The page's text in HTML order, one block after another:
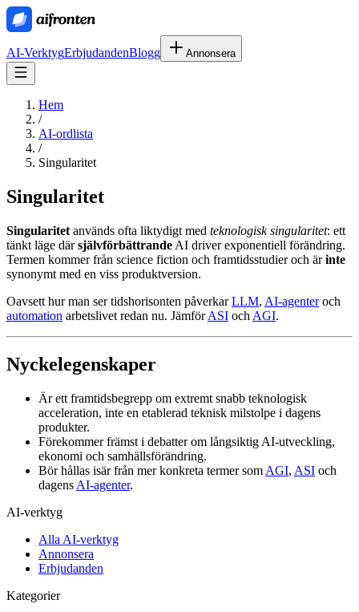
AI-VerktygErbjudandenBlogg Annonsera
Hem
/
AI-ordlista
/
Singularitet
Singularitet
Singularitet används ofta liktydigt med teknologisk singularitet: ett
tänkt läge därsjälvförbättrande AI driver exponentiell förändring.
Termen kommer från science fiction och framtidsstudier och ärinte
synonymt med en viss produktversion.
Oavsett hur man ser tidshorisonten påverkarLLM, AI-agenteroch
automation arbetslivet redan nu. JämförASI och AGI.
Nyckelegenskaper
Är ett framtidsbegrepp om extremt snabb teknologisk
acceleration, inte en etablerad teknisk milstolpe i dagens
produkter.
Förekommer främst i debatter om långsiktig AI-utveckling,
ekonomi och samhällsförändring.
Bör hållas isär från mer konkreta termer som AGI, ASI och
dagens AI-agenter.
AI-verktyg
Alla AI-verktyg
Annonsera
Erbjudanden
Kategorier